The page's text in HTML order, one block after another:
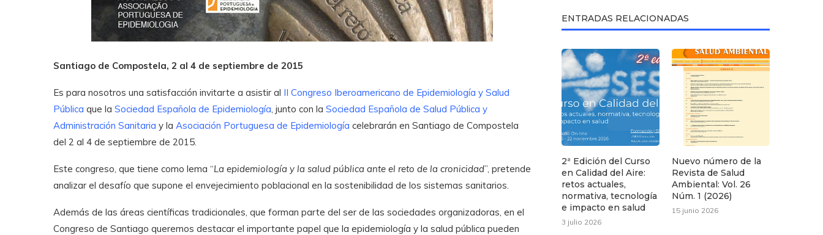
Santiago de Compostela, 2 al 4 de septiembre de 2015
Es para nosotros una satisfacción invitarte a asistir al II Congreso Iberoamericano de Epidemiología y Salud
Pública que la Sociedad Española de Epidemiología, junto con la Sociedad Española de Salud Pública y
Administración Sanitaria y la Asociación Portuguesa de Epidemiología celebrarán en Santiago de Compostela
del 2 al 4 de septiembre de 2015.
Este congreso, que tiene como lema “La epidemiología y la salud pública ante el reto de la cronicidad”, pretende
analizar el desafío que supone el envejecimiento poblacional en la sostenibilidad de los sistemas sanitarios.
Además de las áreas científicas tradicionales, que forman parte del ser de las sociedades organizadoras, en el
Congreso de Santiago queremos destacar el importante papel que la epidemiología y la salud pública pueden
ENTRADAS RELACIONADAS
2ª Edición del Curso
en Calidad del Aire:
retos actuales,
normativa, tecnología
e impacto en salud
3 julio 2026
Nuevo número de la
Revista de Salud
Ambiental: Vol. 26
Núm. 1 (2026)
15 junio 2026